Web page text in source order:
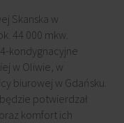
Skanska w
44 000 mkw.
kondygnacyjne
w Oliwie, w
biurowej w Gdańsku.
potwierdzał
komfort ich